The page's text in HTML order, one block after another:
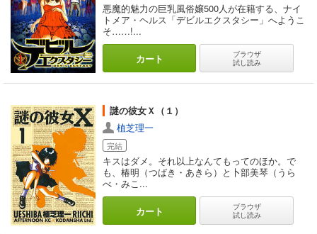
悪魔的魅力の巨乳風俗嬢500人が在籍する、ナイ
トメア・ヘルス「デビルエクスタシー」へようこ
そ……!...
カート
ブラウザ
試し読み
謎の彼女Ｘ（１）
植芝理一
完結
キスはダメ。それ以上なんてもってのほか。で
も、椿明（つばき・あきら）と卜部美琴（うら
べ・みこ...
カート
ブラウザ
試し読み